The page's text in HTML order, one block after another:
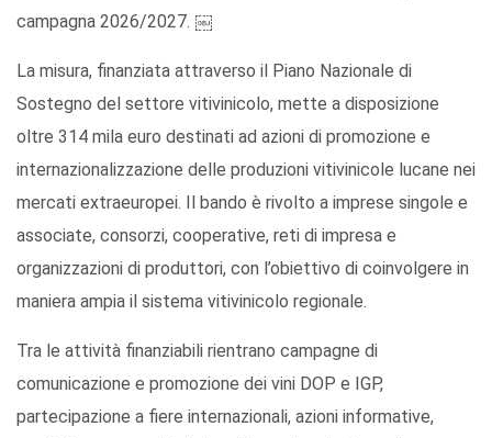
campagna 2026/2027. ￼
La misura, finanziata attraverso il Piano Nazionale di
Sostegno del settore vitivinicolo, mette a disposizione
oltre 314 mila euro destinati ad azioni di promozione e
internazionalizzazione delle produzioni vitivinicole lucane nei
mercati extraeuropei. Il bando è rivolto a imprese singole e
associate, consorzi, cooperative, reti di impresa e
organizzazioni di produttori, con l’obiettivo di coinvolgere in
maniera ampia il sistema vitivinicolo regionale.
Tra le attività finanziabili rientrano campagne di
comunicazione e promozione dei vini DOP e IGP,
partecipazione a fiere internazionali, azioni informative,